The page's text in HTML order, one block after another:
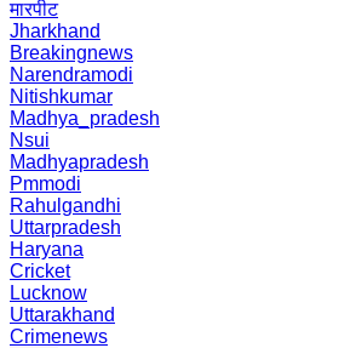
मारपीट
Jharkhand
Breakingnews
Narendramodi
Nitishkumar
Madhya_pradesh
Nsui
Madhyapradesh
Pmmodi
Rahulgandhi
Uttarpradesh
Haryana
Cricket
Lucknow
Uttarakhand
Crimenews